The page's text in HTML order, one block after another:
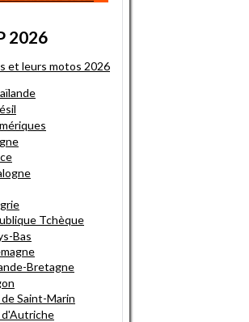
2026
et leurs motos 2026
Tchèque
Bas
Bretagne
Saint-Marin
d'Autriche